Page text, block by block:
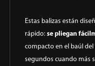
Estas balizas están
rápido: se pliegan
compacto en el baúl
segundos cuando más